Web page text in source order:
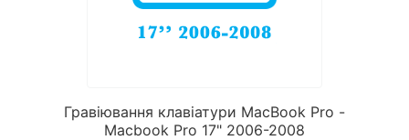
Гравіювання клавіатури MacBook Pro -
Macbook Pro 17" 2006-2008